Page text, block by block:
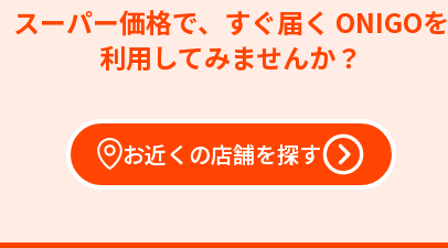
スーパー価格で、すぐ届く ONIGOを
利用してみませんか？
お近くの店舗を探す